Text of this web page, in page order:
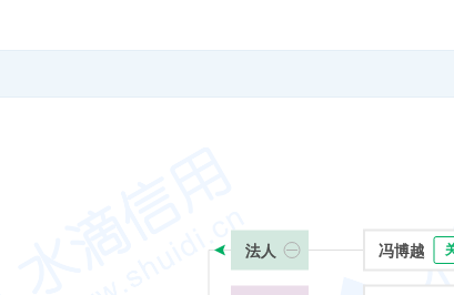
法人 冯博越